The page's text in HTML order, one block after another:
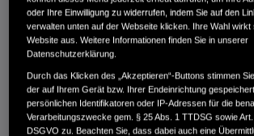
Honda für mehr Leichtigkeit und
richtige Modell für Ihre
Die besten Honda-
oder Ihre Einwilligung zu widerrufen, indem Sie auf den
verwalten unten auf der Webseite klicken. Ihre Wahl
Website aus. Weitere Informationen finden Sie in unserer
Datenschutzerklärung.
Durch das Klicken des „Akzeptieren“-Buttons stimmen
der auf Ihrem Gerät bzw. Ihrer Endeinrichtung
persönlichen Identifikatoren oder IP-Adressen für die
Verarbeitungszwecke gem. § 25 Abs. 1 TTDSG sowie
DSGVO zu. Beachten Sie, dass dabei auch eine